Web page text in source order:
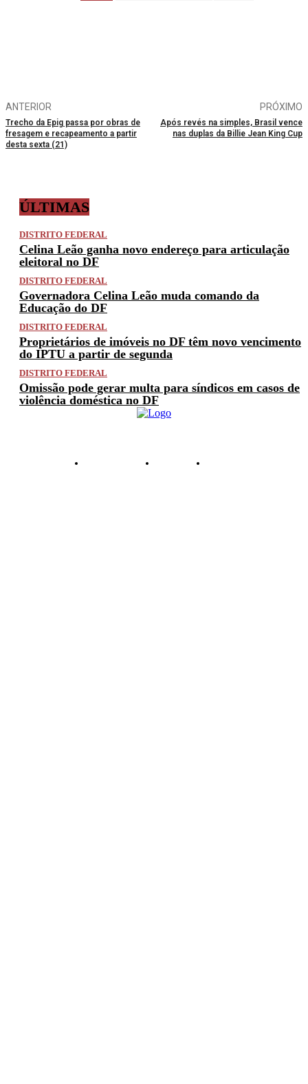
ANTERIOR
Trecho da Epig passa por obras de
fresagem e recapeamento a partir
desta sexta (21)
PRÓXIMO
Após revés na simples, Brasil vence
nas duplas da Billie Jean King Cup
ÚLTIMAS
DISTRITO FEDERAL
Celina Leão ganha novo endereço para articulação
eleitoral no DF
DISTRITO FEDERAL
Governadora Celina Leão muda comando da
Educação do DF
DISTRITO FEDERAL
Proprietários de imóveis no DF têm novo vencimento
do IPTU a partir de segunda
DISTRITO FEDERAL
Omissão pode gerar multa para síndicos em casos de
violência doméstica no DF